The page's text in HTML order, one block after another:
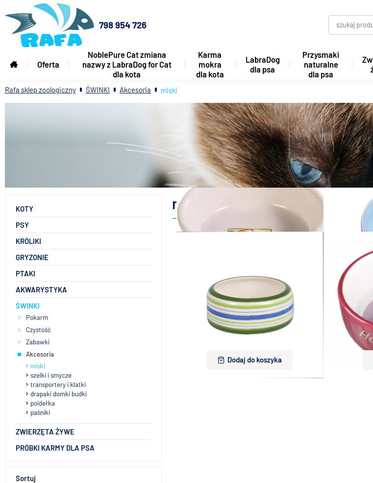
798 954 726
Oferta
NoblePure Cat zmiana
nazwy z LabraDog for Cat
dla kota
Karma
mokra
dla kota
LabraDog
dla psa
Przysmaki
naturalne
dla psa
Rafa sklep zoologiczny ŚWINKI Akcesoria miski
KOTY
PSY
KRÓLIKI
GRYZONIE
PTAKI
AKWARYSTYKA
ŚWINKI
Pokarm
Czystość
Zabawki
Akcesoria
miski
szelki i smycze
transportery i klatki
drapaki domki budki
poidełka
paśniki
ZWIERZĘTA ŻYWE
PRÓBKI KARMY DLA PSA
Sortuj
miski
Dodaj do koszyka
Trixie miska ceramiczna dla gryzoni 200ml
Dodaj do koszyka
Trixie